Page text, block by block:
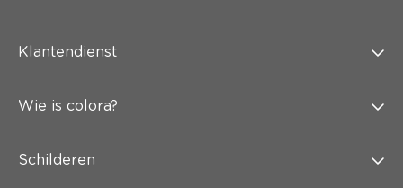
Klantendienst
Wie is colora?
Schilderen